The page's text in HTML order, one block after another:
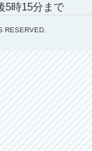
5時15分まで
RESERVED.